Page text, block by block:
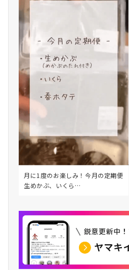
月に1度のお楽しみ！今月の定期便
生めかぶ、いくら…